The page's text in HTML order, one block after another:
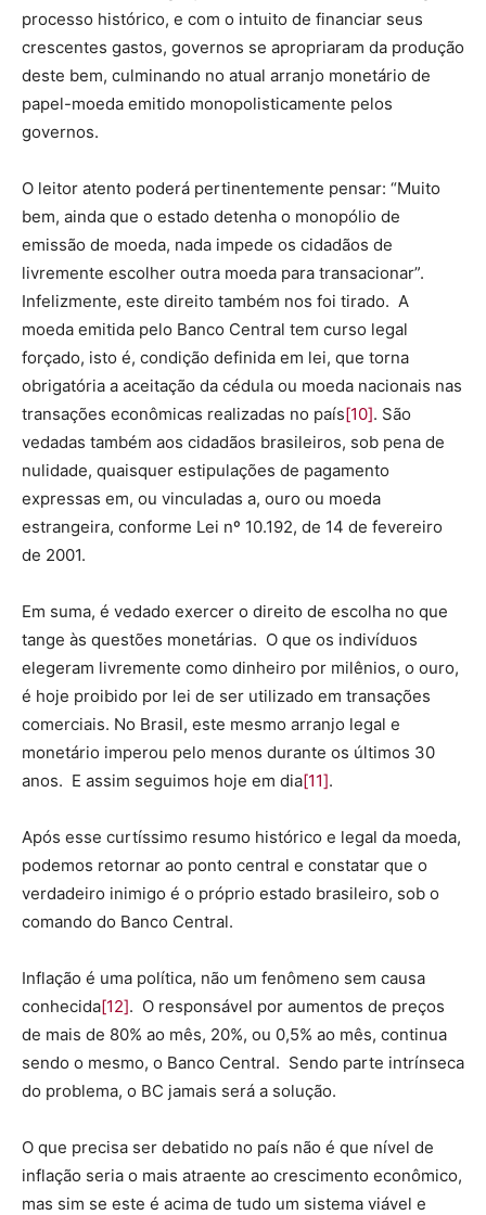
processo histórico, e com o intuito de financiar seus
crescentes gastos, governos se apropriaram da produção
deste bem, culminando no atual arranjo monetário de
papel-moeda emitido monopolisticamente pelos
governos.
O leitor atento poderá pertinentemente pensar: “Muito
bem, ainda que o estado detenha o monopólio de
emissão de moeda, nada impede os cidadãos de
livremente escolher outra moeda para transacionar”.
Infelizmente, este direito também nos foi tirado. A
moeda emitida pelo Banco Central tem curso legal
forçado, isto é, condição definida em lei, que torna
obrigatória a aceitação da cédula ou moeda nacionais nas
transações econômicas realizadas no país[10]. São
vedadas também aos cidadãos brasileiros, sob pena de
nulidade, quaisquer estipulações de pagamento
expressas em, ou vinculadas a, ouro ou moeda
estrangeira, conforme Lei nº 10.192, de 14 de fevereiro
de 2001.
Em suma, é vedado exercer o direito de escolha no que
tange às questões monetárias. O que os indivíduos
elegeram livremente como dinheiro por milênios, o ouro,
é hoje proibido por lei de ser utilizado em transações
comerciais. No Brasil, este mesmo arranjo legal e
monetário imperou pelo menos durante os últimos 30
anos. E assim seguimos hoje em dia[11].
Após esse curtíssimo resumo histórico e legal da moeda,
podemos retornar ao ponto central e constatar que o
verdadeiro inimigo é o próprio estado brasileiro, sob o
comando do Banco Central.
Inflação é uma política, não um fenômeno sem causa
conhecida[12]. O responsável por aumentos de preços
de mais de 80% ao mês, 20%, ou 0,5% ao mês, continua
sendo o mesmo, o Banco Central. Sendo parte intrínseca
do problema, o BC jamais será a solução.
O que precisa ser debatido no país não é que nível de
inflação seria o mais atraente ao crescimento econômico,
mas sim se este é acima de tudo um sistema viável e